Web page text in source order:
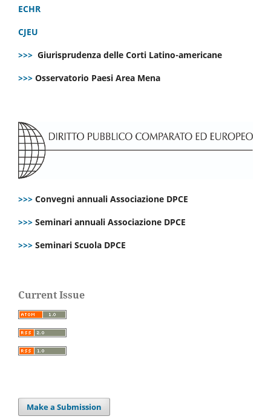
ECHR
CJEU
>>> Giurisprudenza delle Corti Latino-americane
>>> Osservatorio Paesi Area Mena
>>> Convegni annuali Associazione DPCE
>>> Seminari annuali Associazione DPCE
>>> Seminari Scuola DPCE
Current Issue
Make a Submission